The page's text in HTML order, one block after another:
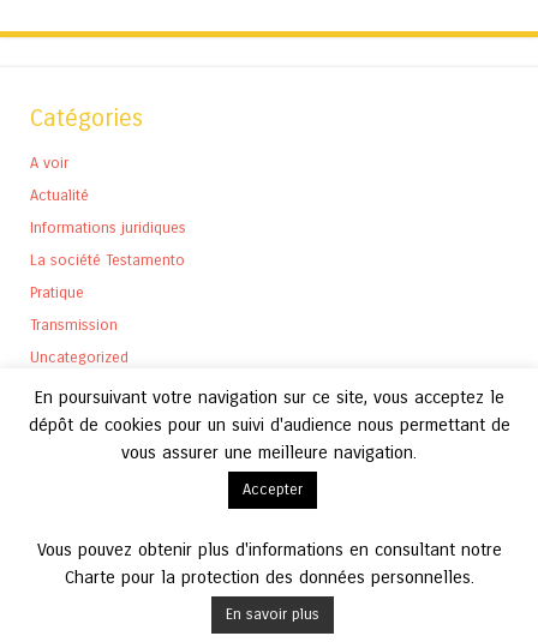
Catégories
A voir
Actualité
Informations juridiques
La société Testamento
Pratique
Transmission
Uncategorized
En poursuivant votre navigation sur ce site, vous acceptez le
dépôt de cookies pour un suivi d'audience nous permettant de
vous assurer une meilleure navigation.
Accepter
Vous pouvez obtenir plus d'informations en consultant notre
Charte pour la protection des données personnelles.
En savoir plus